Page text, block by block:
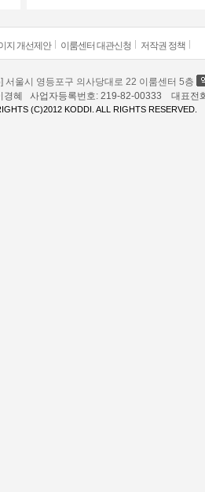
지 개선제안 이룸센터 대관신청 저작권 정책
서울시 영등포구 의사당대로 22 이룸센터 5층
경혜 사업자등록번호: 219-82-00333 대표
(C)2012 KODDI. ALL RIGHTS RESERVED.